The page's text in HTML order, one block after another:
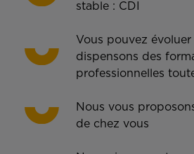
stable : CDI
Vous pouvez évoluer
dispensons des
professionnelles
Nous vous
de chez vous